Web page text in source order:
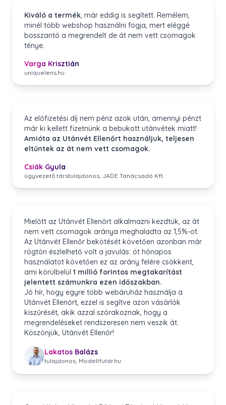
Kiváló a termék, már eddig is segített. Remélem,
minél több webshop használni fogja, mert eléggé
bosszantó a megrendelt de át nem vett csomagok
ténye.
Varga Krisztián
uniquelens.hu
Az előfizetési díj nem pénz azok után, amennyi pénzt
már ki kellett fizetnünk a bebukott utánvétek miatt!
Amióta az Utánvét Ellenőrt használjuk, teljesen
eltűntek az át nem vett csomagok.
Csiák Gyula
ügyvezető társtulajdonos, JADE Tanácsadó Kft.
Mielőtt az Utánvét Ellenőrt alkalmazni kezdtük, az át
nem vett csomagok aránya meghaladta az 1,5%-ot.
Az Utánvét Ellenőr bekötését követően azonban már
rögtön észlelhető volt a javulás: öt hónapos
használatot követően ez az arány felére csökkent,
ami körülbelül 1 millió forintos megtakarítást
jelentett számunkra ezen időszakban.
Jó hír, hogy egyre több webáruház használja a
Utánvét Ellenőrt, ezzel is segítve azon vásárlók
kiszűrését, akik azzal szórakoznak, hogy a
megrendeléseket rendszeresen nem veszik át.
Köszönjük, Utánvét Ellenőr!
Lakatos Balázs
tulajdonos, Modellfutár.hu